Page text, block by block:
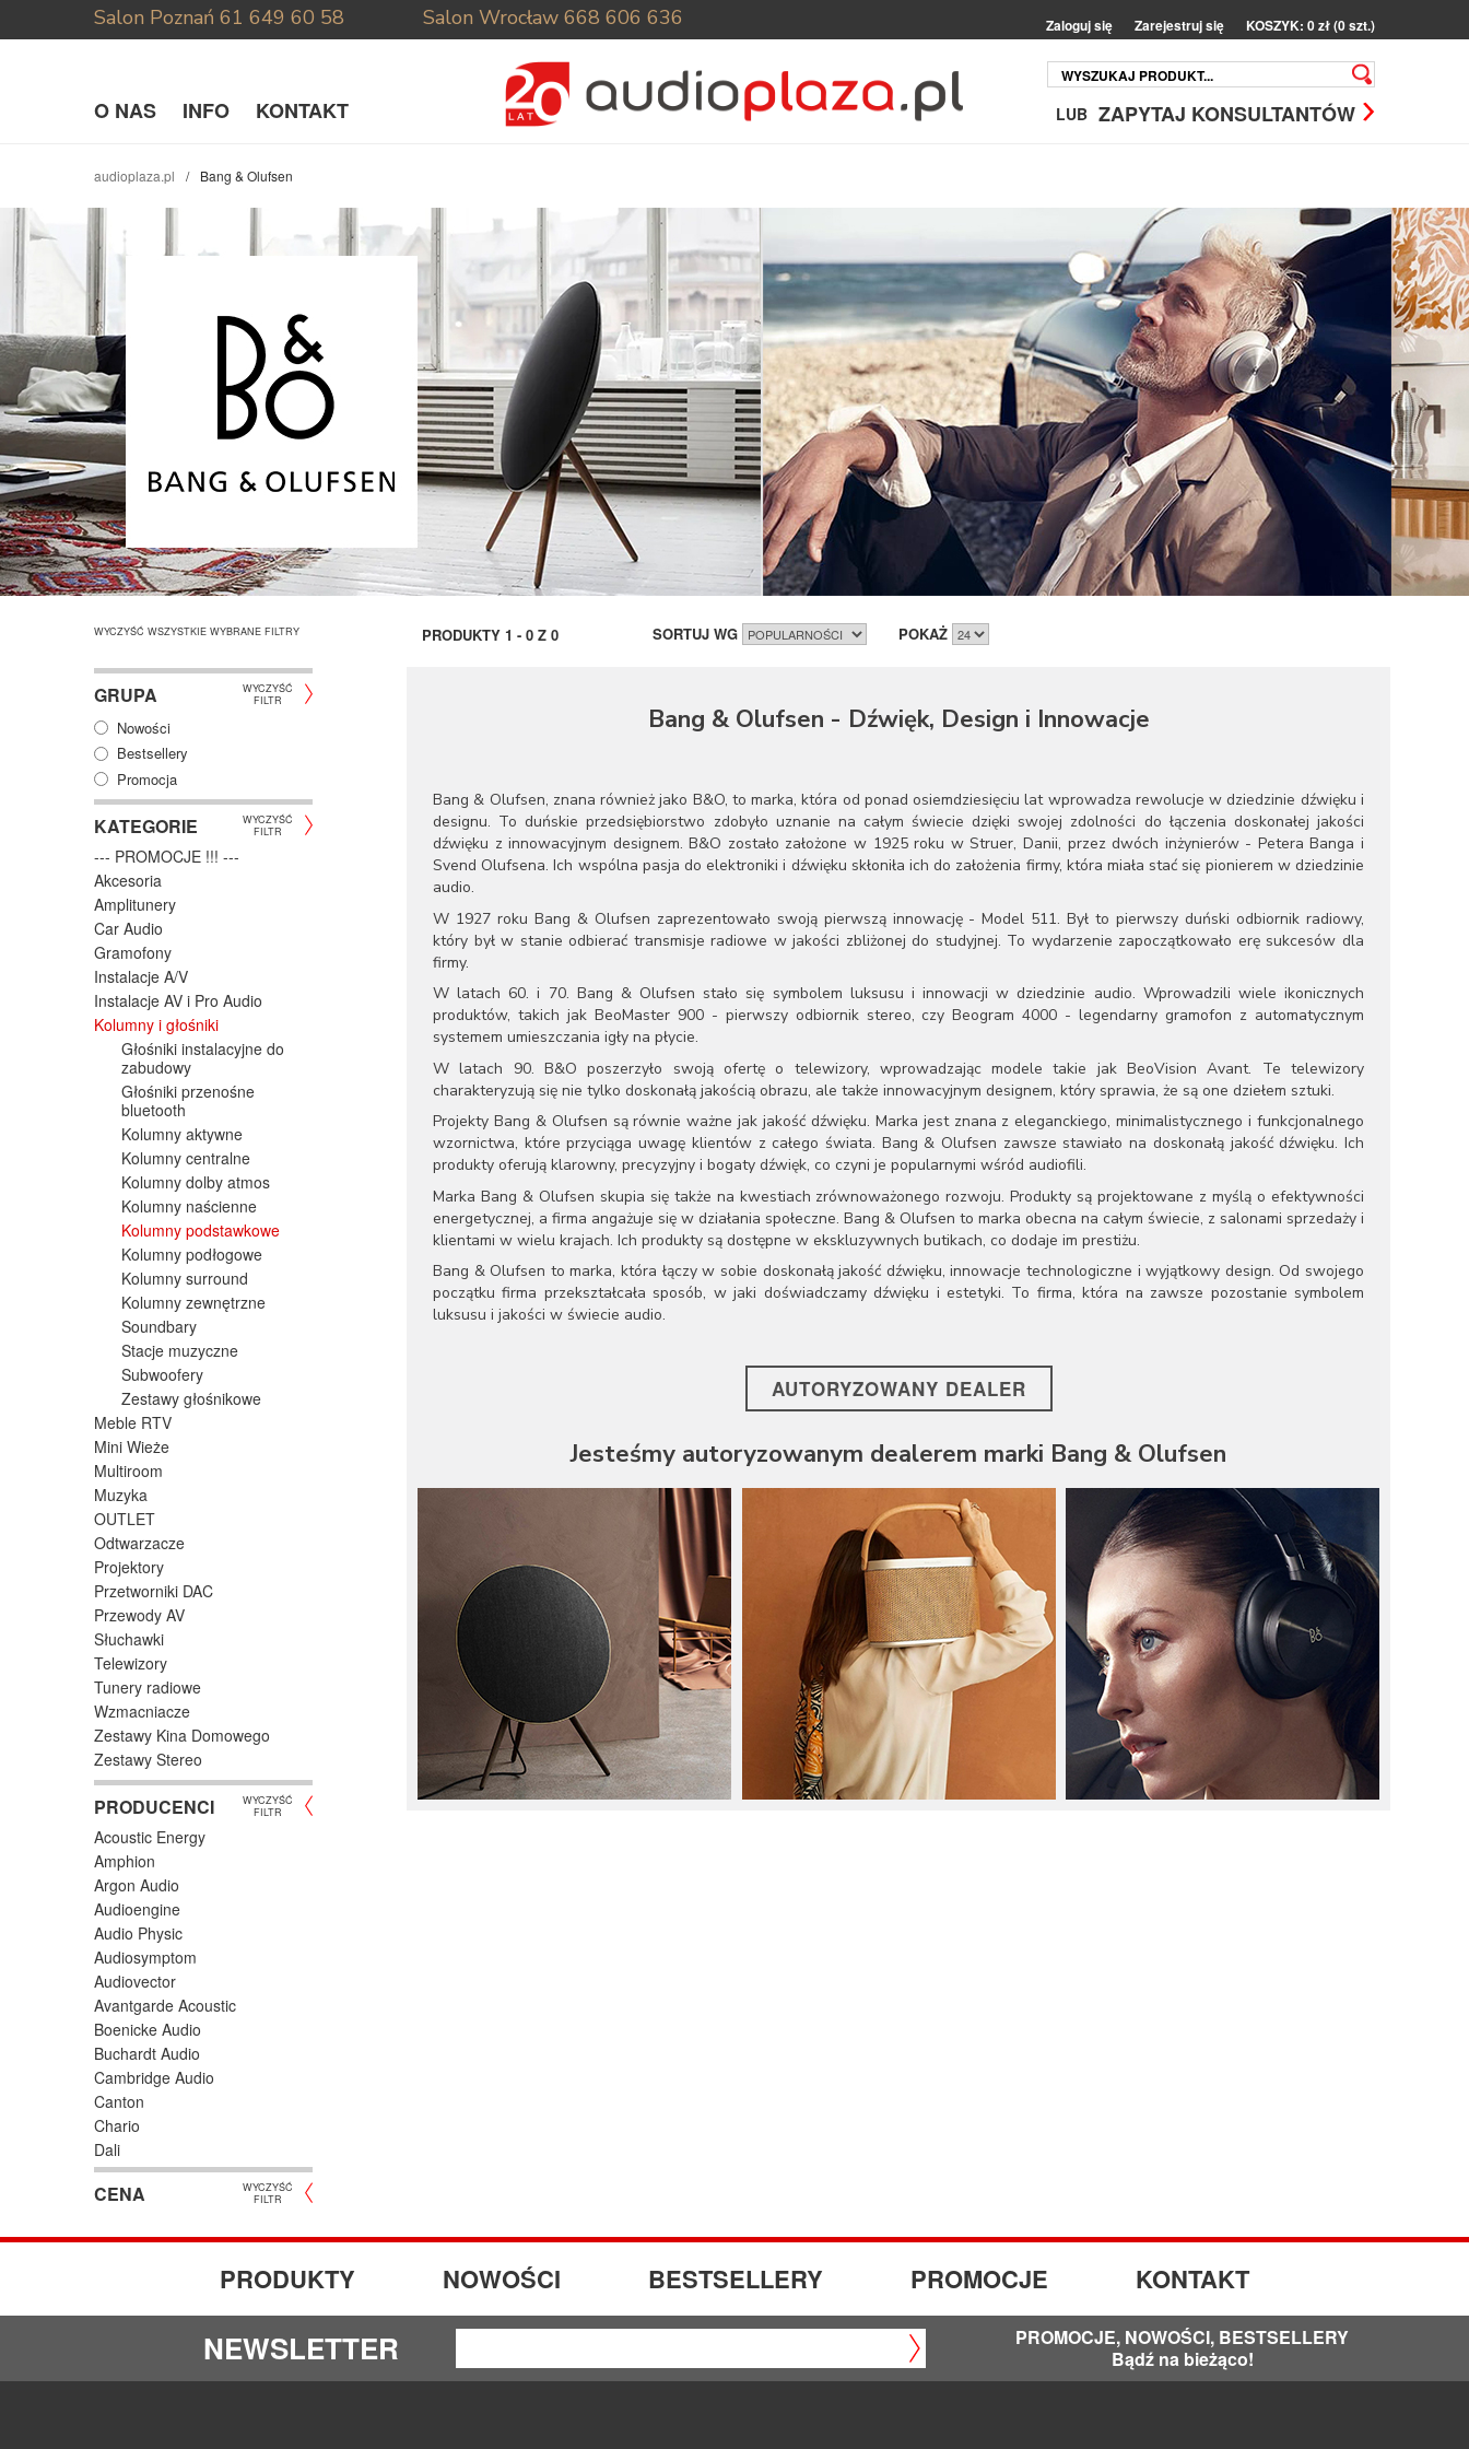
Salon Poznań 61 649 60 58 Salon Wrocław 668 606 636 Zaloguj się Zarejestruj się KOSZYK: 0 zł (0 szt.)
O NAS INFO KONTAKT LUB ZAPYTAJ KONSULTANTÓW
audioplaza.pl Bang & Olufsen
WYCZYŚĆ WSZYSTKIE WYBRANE FILTRY
GRUPA
WYCZYŚĆ
FILTR
Nowości
Bestsellery
Promocja
KATEGORIE
WYCZYŚĆ
FILTR
--- PROMOCJE !!! ---
Akcesoria
Amplitunery
Car Audio
Gramofony
Instalacje A/V
Instalacje AV i Pro Audio
Kolumny i głośniki
Głośniki instalacyjne do
zabudowy
Głośniki przenośne
bluetooth
Kolumny aktywne
Kolumny centralne
Kolumny dolby atmos
Kolumny naścienne
Kolumny podstawkowe
Kolumny podłogowe
Kolumny surround
Kolumny zewnętrzne
Soundbary
Stacje muzyczne
Subwoofery
Zestawy głośnikowe
Meble RTV
Mini Wieże
Multiroom
Muzyka
OUTLET
Odtwarzacze
Projektory
Przetworniki DAC
Przewody AV
Słuchawki
Telewizory
Tunery radiowe
Wzmacniacze
Zestawy Kina Domowego
Zestawy Stereo
PRODUCENCI
WYCZYŚĆ
FILTR
Acoustic Energy
Amphion
Argon Audio
Audioengine
Audio Physic
Audiosymptom
Audiovector
Avantgarde Acoustic
Boenicke Audio
Buchardt Audio
Cambridge Audio
Canton
Chario
Dali
Denon
Elipson
Focal
Graham Audio
CENA
WYCZYŚĆ
FILTR
PRODUKTY 1 - 0 Z 0 SORTUJ WG POKAŻ
Bang & Olufsen - Dźwięk, Design i Innowacje
Bang & Olufsen, znana również jako B&O, to marka, która od ponad osiemdziesięciu lat wprowadza rewolucje w dziedzinie dźwięku i
designu. To duńskie przedsiębiorstwo zdobyło uznanie na całym świecie dzięki swojej zdolności do łączenia doskonałej jakości
dźwięku z innowacyjnym designem. B&O zostało założone w 1925 roku w Struer, Danii, przez dwóch inżynierów - Petera Banga i
Svend Olufsena. Ich wspólna pasja do elektroniki i dźwięku skłoniła ich do założenia firmy, która miała stać się pionierem w dziedzinie
audio.
W 1927 roku Bang & Olufsen zaprezentowało swoją pierwszą innowację - Model 511. Był to pierwszy duński odbiornik radiowy,
który był w stanie odbierać transmisje radiowe w jakości zbliżonej do studyjnej. To wydarzenie zapoczątkowało erę sukcesów dla
firmy.
W latach 60. i 70. Bang & Olufsen stało się symbolem luksusu i innowacji w dziedzinie audio. Wprowadzili wiele ikonicznych
produktów, takich jak BeoMaster 900 - pierwszy odbiornik stereo, czy Beogram 4000 - legendarny gramofon z automatycznym
systemem umieszczania igły na płycie.
W latach 90. B&O poszerzyło swoją ofertę o telewizory, wprowadzając modele takie jak BeoVision Avant. Te telewizory
charakteryzują się nie tylko doskonałą jakością obrazu, ale także innowacyjnym designem, który sprawia, że są one dziełem sztuki.
Projekty Bang & Olufsen są równie ważne jak jakość dźwięku. Marka jest znana z eleganckiego, minimalistycznego i funkcjonalnego
wzornictwa, które przyciąga uwagę klientów z całego świata. Bang & Olufsen zawsze stawiało na doskonałą jakość dźwięku. Ich
produkty oferują klarowny, precyzyjny i bogaty dźwięk, co czyni je popularnymi wśród audiofili.
Marka Bang & Olufsen skupia się także na kwestiach zrównoważonego rozwoju. Produkty są projektowane z myślą o efektywności
energetycznej, a firma angażuje się w działania społeczne. Bang & Olufsen to marka obecna na całym świecie, z salonami sprzedaży i
klientami w wielu krajach. Ich produkty są dostępne w ekskluzywnych butikach, co dodaje im prestiżu.
Bang & Olufsen to marka, która łączy w sobie doskonałą jakość dźwięku, innowacje technologiczne i wyjątkowy design. Od swojego
początku firma przekształcała sposób, w jaki doświadczamy dźwięku i estetyki. To firma, która na zawsze pozostanie symbolem
luksusu i jakości w świecie audio.
AUTORYZOWANY DEALER
Jesteśmy autoryzowanym dealerem marki Bang & Olufsen
PRODUKTY NOWOŚCI BESTSELLERY PROMOCJE KONTAKT
NEWSLETTER
PROMOCJE, NOWOŚCI, BESTSELLERY
Bądź na bieżąco!